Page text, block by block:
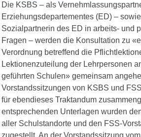
Die KSBS – als
Erziehungsdepartementes (ED) –
Sozialpartnerin des ED in arbeits- und
Fragen – werden die Konsultation zu
Verordnung betreffend die
Lektionenzuteilung der Lehrpersonen
geführten Schulen» gemeinsam
Vorstandssitzungen von KSBS und
für ebendieses Traktandum
entsprechenden Unterlagen wurden
aller Schulstandorte und den FSS-
zugestellt. An der Vorstandssitzung